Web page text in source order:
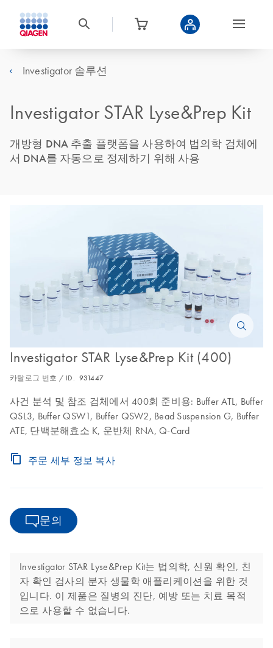
Investigator 솔루션
Investigator STAR Lyse&Prep Kit
개방형 DNA 추출 플랫폼을 사용하여 법의학 검체에
서 DNA를 자동으로 정제하기 위해 사용
Investigator STAR Lyse&Prep Kit (400)
카탈로그 번호 / ID. 931447
사건 분석 및 참조 검체에서 400회 준비용: Buffer ATL, Buffer
QSL3, Buffer QSW1, Buffer QSW2, Bead Suspension G, Buffer
ATE, 단백분해효소 K, 운반체 RNA, Q-Card
주문 세부 정보 복사
문의
Investigator STAR Lyse&Prep Kit는 법의학, 신원 확인, 친
자 확인 검사의 분자 생물학 애플리케이션을 위한 것
입니다. 이 제품은 질병의 진단, 예방 또는 치료 목적
으로 사용할 수 없습니다.